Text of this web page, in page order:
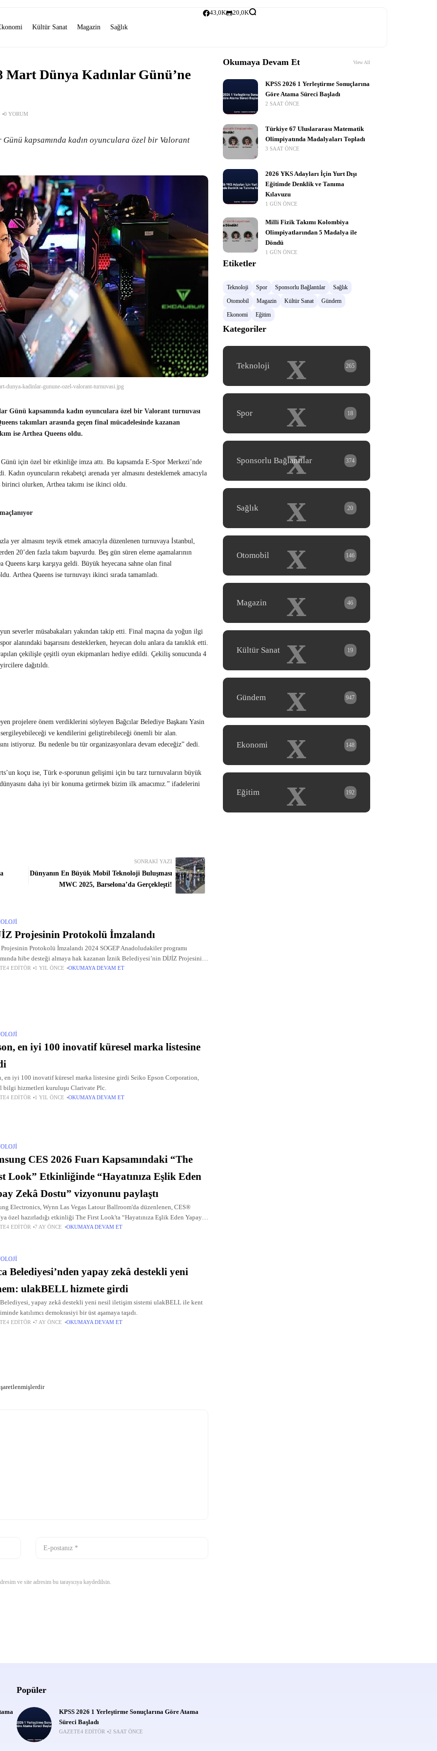
Kültür Sanat Magazin Sağlık
43,0K 20,0K
Mart Dünya Kadınlar Günü’ne
0 YORUM
kapsamında kadın oyunculara özel bir Valorant
dunya-kadinlar-gunune-ozel-valorant-turnuvasi.jpg
Günü kapsamında kadın oyunculara özel bir Valorant turnuvası
takımları arasında geçen final mücadelesinde kazanan
ise Arthea Queens oldu.
için özel bir etkinliğe imza attı. Bu kapsamda E-Spor Merkezi’nde
Kadın oyuncuların rekabetçi arenada yer almasını desteklemek amacıyla
olurken, Arthea takımı ise ikinci oldu.
yer almasını teşvik etmek amacıyla düzenlenen turnuvaya İstanbul,
20’den fazla takım başvurdu. Beş gün süren eleme aşamalarının
Queens karşı karşıya geldi. Büyük heyecana sahne olan final
Arthea Queens ise turnuvayı ikinci sırada tamamladı.
severler müsabakaları yakından takip etti. Final maçına da yoğun ilgi
alanındaki başarısını desteklerken, heyecan dolu anlara da tanıklık etti.
çekilişle çeşitli oyun ekipmanları hediye edildi. Çekiliş sonucunda 4
dağıtıldı.
projelere önem verdiklerini söyleyen Bağcılar Belediye Başkanı Yasin
ve kendilerini geliştirebileceği önemli bir alan.
istiyoruz. Bu nedenle bu tür organizasyonlara devam edeceğiz” dedi.
koçu ise, Türk e-sporunun gelişimi için bu tarz turnuvaların büyük
daha iyi bir konuma getirmek bizim ilk amacımız.” ifadelerini
SONRAKI YAZI
Dünyanın En Büyük Mobil Teknoloji Buluşması
MWC 2025, Barselona’da Gerçekleşti!
Projesinin Protokolü İmzalandı
Protokolü İmzalandı 2024 SOGEP Anadoludakiler programı
hibe desteği almaya hak kazanan İznik Belediyesi’nin DİJİZ Projesinin
imzalandı.
EDITÖR 1 YIL ÖNCE OKUMAYA DEVAM ET
en iyi 100 inovatif küresel marka listesine
en iyi 100 inovatif küresel marka listesine girdi Seiko Epson Corporation,
bilgi hizmetleri kuruluşu Clarivate Plc.
EDITÖR 1 YIL ÖNCE OKUMAYA DEVAM ET
CES 2026 Fuarı Kapsamındaki “The
Look” Etkinliğinde “Hayatınıza Eşlik Eden
Zekâ Dostu” vizyonunu paylaştı
Electronics, Wynn Las Vegas Latour Ballroom'da düzenlenen, CES®
özel hazırladığı etkinliği The First Look'ta “Hayatınıza Eşlik Eden Yapay
vizyonunu paylaştı.
EDITÖR 7 AY ÖNCE OKUMAYA DEVAM ET
Belediyesi’nden yapay zekâ destekli yeni
ulakBELL hizmete girdi
yapay zekâ destekli yeni nesil iletişim sistemi ulakBELL ile kent
katılımcı demokrasiyi bir üst aşamaya taşıdı.
EDITÖR 7 AY ÖNCE OKUMAYA DEVAM ET
ve site adresim bu tarayıcıya kaydedilsin.
Okumaya Devam Et View All
KPSS 2026 1 Yerleştirme Sonuçlarına
Göre Atama Süreci Başladı
2 SAAT ÖNCE
Türkiye 67 Uluslararası Matematik
Olimpiyatında Madalyaları Topladı
3 SAAT ÖNCE
2026 YKS Adayları İçin Yurt Dışı
Eğitimde Denklik ve Tanıma
Kılavuzu
1 GÜN ÖNCE
Milli Fizik Takımı Kolombiya
Olimpiyatlarından 5 Madalya ile
Döndü
1 GÜN ÖNCE
Etiketler
Teknoloji Spor Sponsorlu Bağlantılar
Sağlık
Otomobil
Magazin Kültür Sanat
Gündem
Ekonomi
Eğitim
Kategoriler
x
Teknoloji 265
x
Spor 18
x
Sponsorlu Bağlantılar 374
x
Sağlık 20
x
Otomobil 146
x
Magazin 46
x
Kültür Sanat 19
x
Gündem 947
x
Ekonomi 148
x
Eğitim 192
Popüler
KPSS 2026 1 Yerleştirme Sonuçlarına Göre Atama
Süreci Başladı
GAZETE4 EDITÖR 2 SAAT ÖNCE